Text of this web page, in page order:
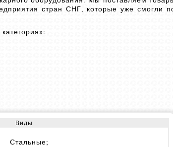
стран СНГ, которые уже смогли
Виды
Стальные;